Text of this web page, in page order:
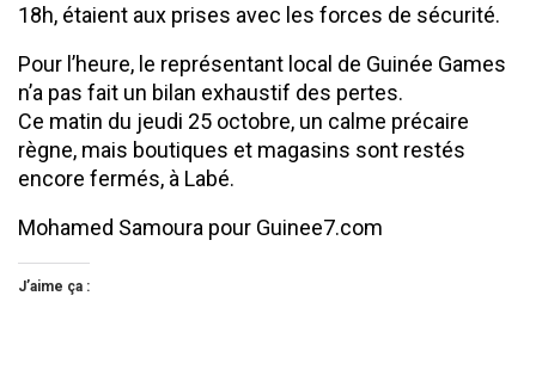
18h, étaient aux prises avec les forces de sécurité.
Pour l’heure, le représentant local de Guinée Games
n’a pas fait un bilan exhaustif des pertes.
Ce matin du jeudi 25 octobre, un calme précaire
règne, mais boutiques et magasins sont restés
encore fermés, à Labé.
Mohamed Samoura pour Guinee7.com
J’aime ça :